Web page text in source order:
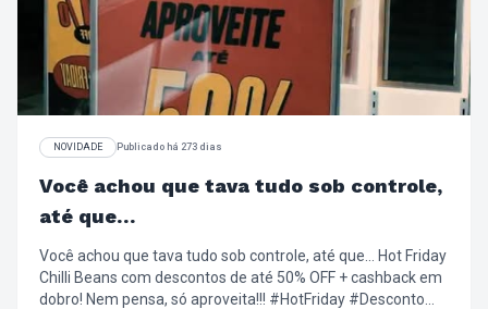
NOVIDADE Publicado há 273 dias
Você achou que tava tudo sob controle,
até que…
Você achou que tava tudo sob controle, até que… Hot Friday
Chilli Beans com descontos de até 50% OFF + cashback em
dobro! Nem pensa, só aproveita!!! #HotFriday #Desconto